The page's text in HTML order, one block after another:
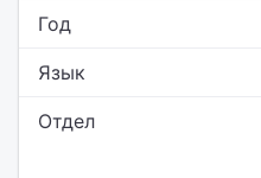
Год
Язык
Отдел